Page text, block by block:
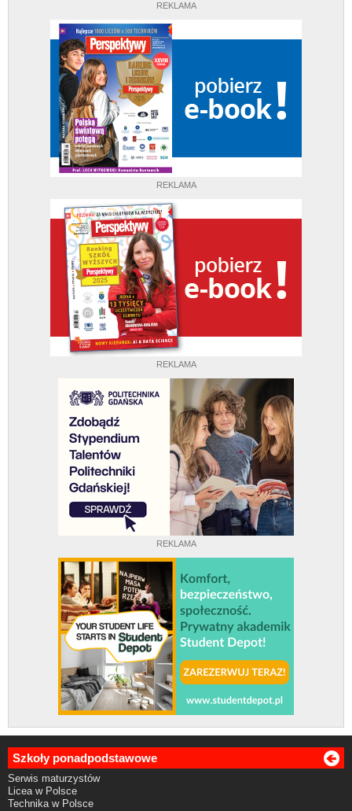
REKLAMA
REKLAMA
REKLAMA
REKLAMA
Szkoły ponadpodstawowe
Serwis maturzystów
Licea w Polsce
Technika w Polsce